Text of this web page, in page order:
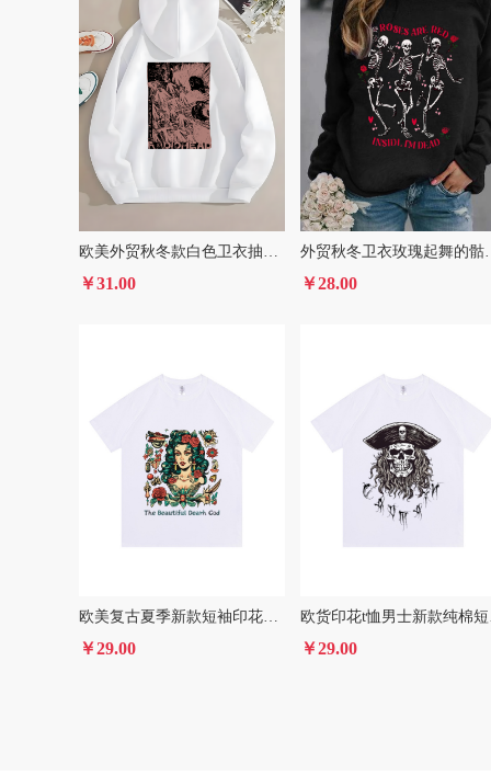
欧美外贸秋冬款白色卫衣抽象涂鸦帽衫男女款
￥31.00
外贸秋冬
￥28.00
欧美复古夏季新款短袖印花T恤女装纯棉圆领
￥29.00
欧
￥29.00